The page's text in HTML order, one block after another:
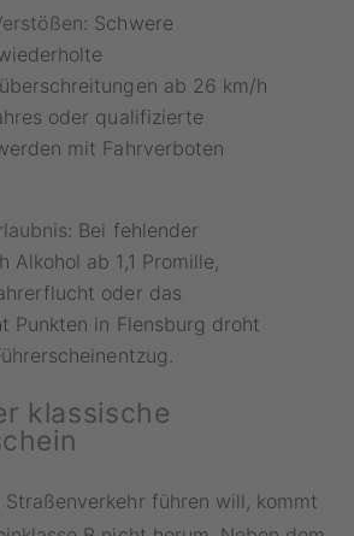
Schwere
ab 26 km/h
oder qualifizierte
mit Fahrverboten
Bei fehlender
Alkohol ab 1,1 Promille,
oder das
Punkten in Flensburg droht
klassische
Straßenverkehr führen will, kommt